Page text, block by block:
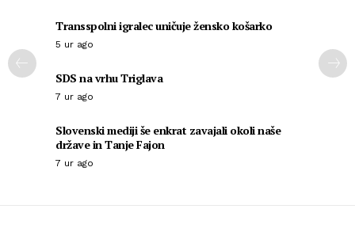
Transspolni igralec uničuje žensko košarko
5 ur ago
SDS na vrhu Triglava
7 ur ago
Slovenski mediji še enkrat zavajali okoli naše
države in Tanje Fajon
7 ur ago